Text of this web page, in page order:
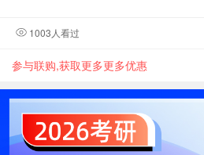
1003人看过
参与联购,获取更多更多优惠